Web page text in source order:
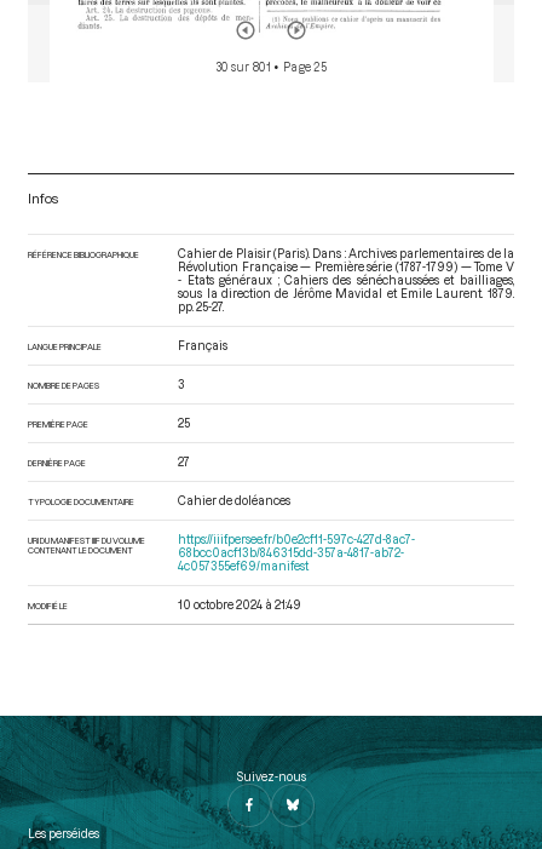
30 sur 801 • Page 25
Infos
RÉFÉRENCE BIBLIOGRAPHIQUE
Cahier de Plaisir (Paris). Dans : Archives parlementaires de la
Révolution Française — Première série (1787-1799) — Tome V
- Etats généraux ; Cahiers des sénéchaussées et bailliages,
sous la direction de Jérôme Mavidal et Emile Laurent. 1879.
pp. 25-27.
LANGUE PRINCIPALE Français
NOMBRE DE PAGES 3
PREMIÈRE PAGE 25
DERNIÈRE PAGE 27
TYPOLOGIE DOCUMENTAIRE Cahier de doléances
URI DU MANIFEST IIIF DU VOLUME
CONTENANT LE DOCUMENT
https://iiif.persee.fr/b0e2cf11-597c-427d-8ac7-
68bcc0acf13b/846315dd-357a-4817-ab72-
4c057355ef69/manifest
MODIFIÉ LE 10 octobre 2024 à 21:49
Suivez-nous
Les perséides